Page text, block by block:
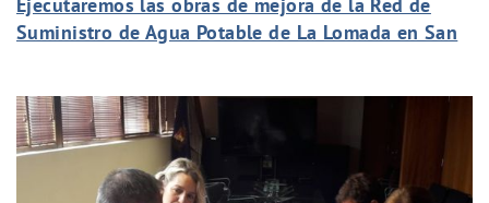
Suministro de Agua Potable de La Lomada en San